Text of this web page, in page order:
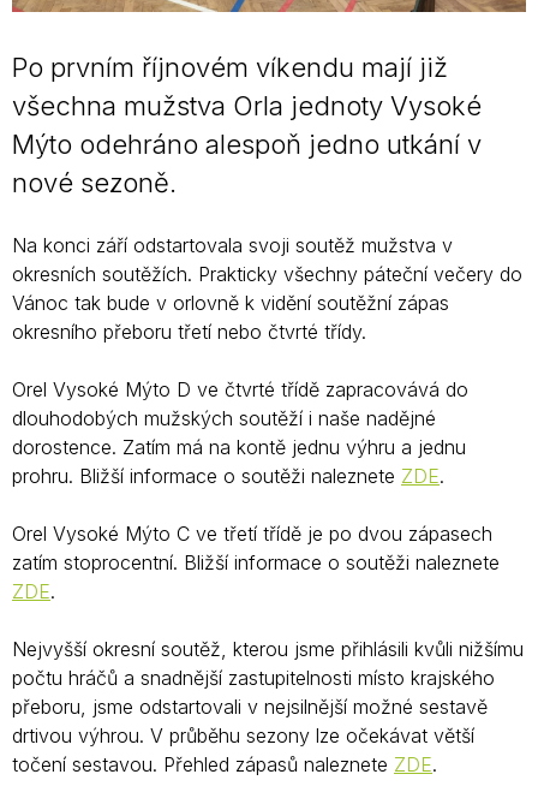
Po prvním říjnovém víkendu mají již
všechna mužstva Orla jednoty Vysoké
Mýto odehráno alespoň jedno utkání v
nové sezoně.
Na konci září odstartovala svoji soutěž mužstva v
okresních soutěžích. Prakticky všechny páteční večery do
Vánoc tak bude v orlovně k vidění soutěžní zápas
okresního přeboru třetí nebo čtvrté třídy.
Orel Vysoké Mýto D ve čtvrté třídě zapracovává do
dlouhodobých mužských soutěží i naše nadějné
dorostence. Zatím má na kontě jednu výhru a jednu
prohru. Bližší informace o soutěži naleznete ZDE.
Orel Vysoké Mýto C ve třetí třídě je po dvou zápasech
zatím stoprocentní. Bližší informace o soutěži naleznete
ZDE.
Nejvyšší okresní soutěž, kterou jsme přihlásili kvůli nižšímu
počtu hráčů a snadnější zastupitelnosti místo krajského
přeboru, jsme odstartovali v nejsilnější možné sestavě
drtivou výhrou. V průběhu sezony lze očekávat větší
točení sestavou. Přehled zápasů naleznete ZDE.